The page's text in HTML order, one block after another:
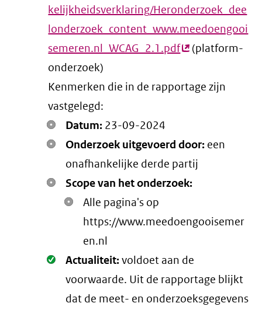
kelijkheidsverklaring/Heronderzoek_dee
londerzoek_content_www.meedoengooi
semeren.nl_WCAG_2.1.pdf(externe
(platform-
onderzoek)
Kenmerken die in de rapportage zijn
vastgelegd:
Datum: 23-09-2024
Onderzoek uitgevoerd door: een
onafhankelijke derde partij
Scope van het onderzoek:
Alle pagina's op
https://www.meedoengooisemer
en.nl
Oké.
Actualiteit:voldoet aan de
voorwaarde. Uit de rapportage blijkt
dat de meet- en onderzoeksgegevens